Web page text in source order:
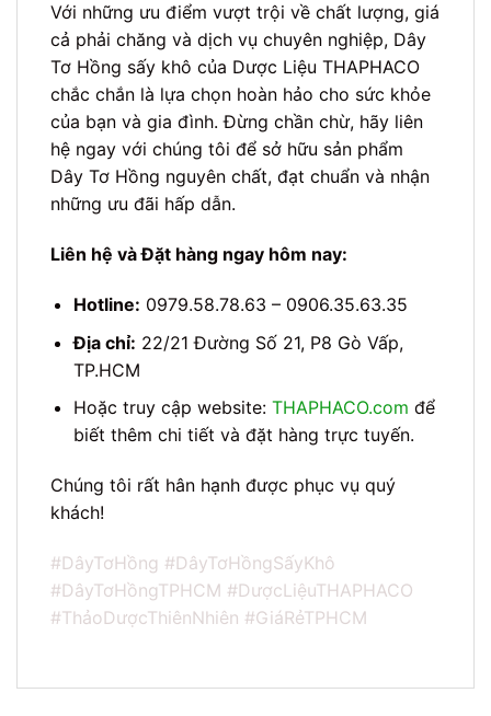
Với những ưu điểm vượt trội về chất lượng, giá
cả phải chăng và dịch vụ chuyên nghiệp, Dây
Tơ Hồng sấy khô của Dược Liệu THAPHACO
chắc chắn là lựa chọn hoàn hảo cho sức khỏe
của bạn và gia đình. Đừng chần chừ, hãy liên
hệ ngay với chúng tôi để sở hữu sản phẩm
Dây Tơ Hồng nguyên chất, đạt chuẩn và nhận
những ưu đãi hấp dẫn.
Liên hệ và Đặt hàng ngay hôm nay:
Hotline: 0979.58.78.63 – 0906.35.63.35
Địa chỉ: 22/21 Đường Số 21, P8 Gò Vấp,
TP.HCM
Hoặc truy cập website: THAPHACO.com để
biết thêm chi tiết và đặt hàng trực tuyến.
Chúng tôi rất hân hạnh được phục vụ quý
khách!
#DâyTơHồng #DâyTơHồngSấyKhô
#DâyTơHồngTPHCM #DượcLiệuTHAPHACO
#ThảoDượcThiênNhiên #GiáRẻTPHCM